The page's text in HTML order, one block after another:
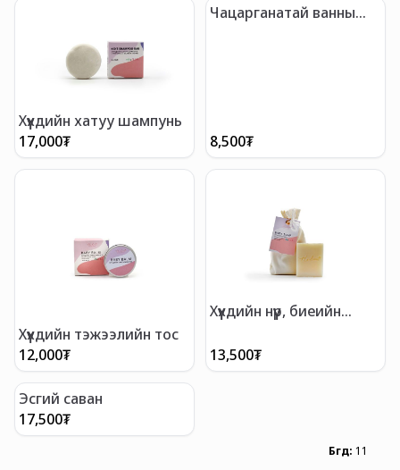
Хүүхдийн хатуу шампунь
17,000₮
Чацарганатай ванны
8,500₮
Хүүхдийн тэжээлийн тос
12,000₮
Хүүхдийн нүүр, биеийн
13,500₮
Эсгий саван
17,500₮
Бүгд: 11